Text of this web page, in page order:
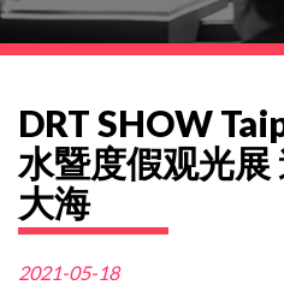
DRT SHOW
水暨度假观光展
大海
2021-05-18